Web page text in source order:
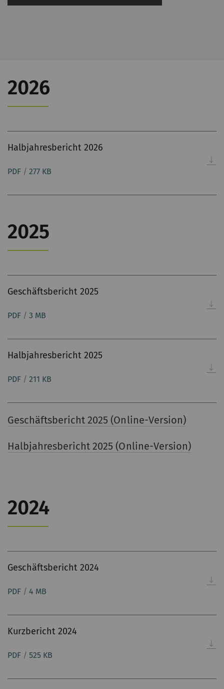
2026
Halbjahresbericht 2026
PDF /277 KB
2025
Geschäftsbericht 2025
PDF /3 MB
Halbjahresbericht 2025
PDF /211 KB
Geschäftsbericht 2025 (Online-Version)
Halbjahresbericht 2025 (Online-Version)
2024
Geschäftsbericht 2024
PDF /4 MB
Kurzbericht 2024
PDF /525 KB